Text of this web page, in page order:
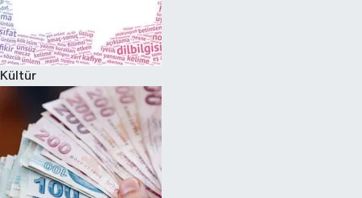
Kültür